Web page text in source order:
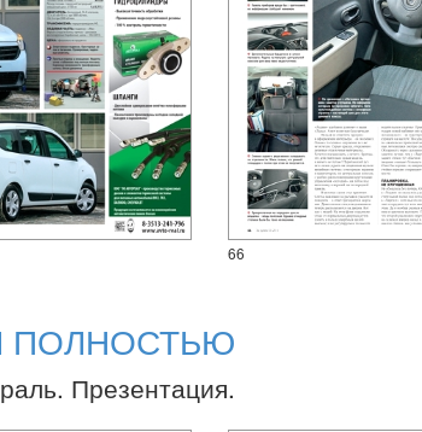
66
ПОЛНОСТЬЮ
Презентация.